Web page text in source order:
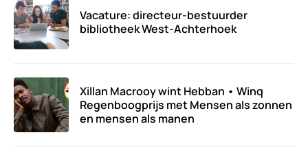
Vacature: directeur-bestuurder
bibliotheek West-Achterhoek
Xillan Macrooy wint Hebban • Winq
Regenboogprijs met Mensen als zonnen
en mensen als manen